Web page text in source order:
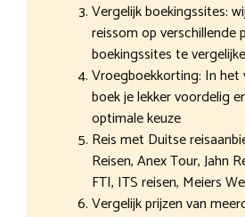
Vergelijk boekingssites:
reissom op verschillende
boekingssites te
Vroegboekkorting: In het
boek je lekker voordelig
optimale keuze
Reis met Duitse
Reisen, Anex Tour, Jahn
FTI, ITS reisen, Meiers
Vergelijk prijzen van